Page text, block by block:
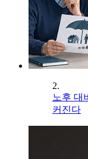
2.
노후 대
커진다